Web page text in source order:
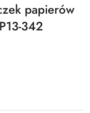
papierów
342